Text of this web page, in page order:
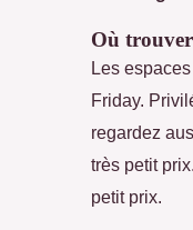
Où
Les
Friday.
regardez
très petit
petit prix.